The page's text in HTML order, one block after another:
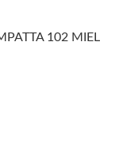
102 MIEL